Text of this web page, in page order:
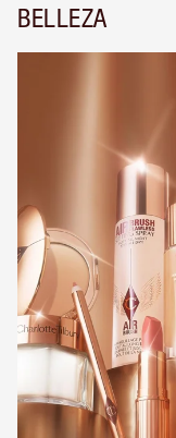
BELLEZA